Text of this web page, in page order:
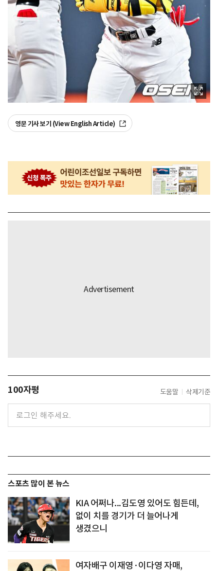
영문 기사 보기 (View English Article)
100자평 도움말 삭제기준
스포츠 많이 본 뉴스
KIA 어쩌나...김도영 있어도 힘든데,
없이 치를 경기가 더 늘어나게
생겼으니
여자배구 이재영·이다영 자매,